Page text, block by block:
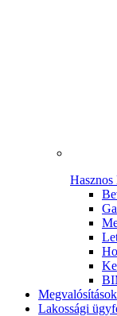
Megvalósítások
Lakossági